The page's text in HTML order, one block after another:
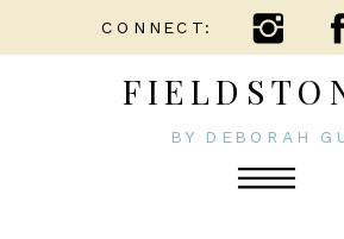
BY DEBORAH
CONNECT: